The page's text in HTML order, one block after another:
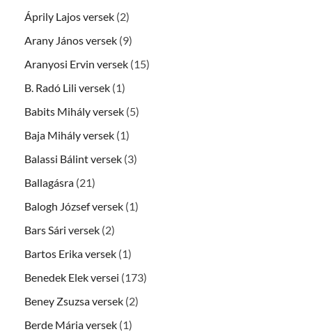
Áprily Lajos versek (2)
Arany János versek (9)
Aranyosi Ervin versek (15)
B. Radó Lili versek (1)
Babits Mihály versek (5)
Baja Mihály versek (1)
Balassi Bálint versek (3)
Ballagásra (21)
Balogh József versek (1)
Bars Sári versek (2)
Bartos Erika versek (1)
Benedek Elek versei (173)
Beney Zsuzsa versek (2)
Berde Mária versek (1)